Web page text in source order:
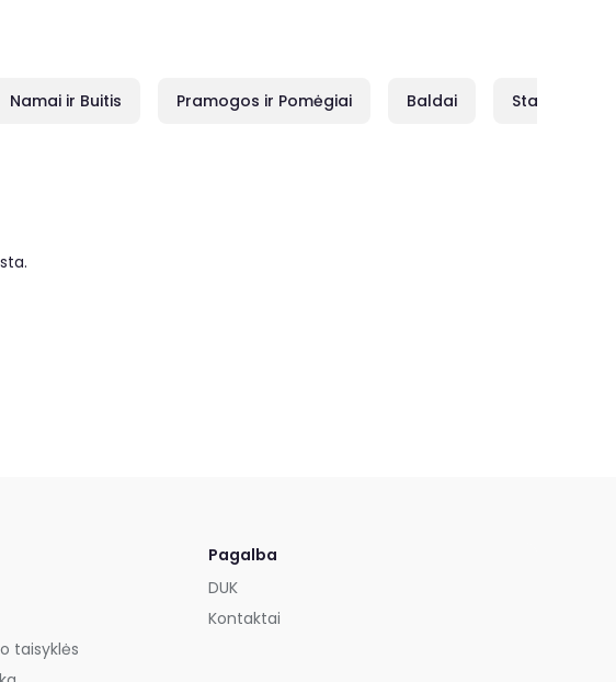
Namai ir Buitis Pramogos ir Pomėgiai Baldai Statybai
taisyklės
Pagalba
DUK
Kontaktai